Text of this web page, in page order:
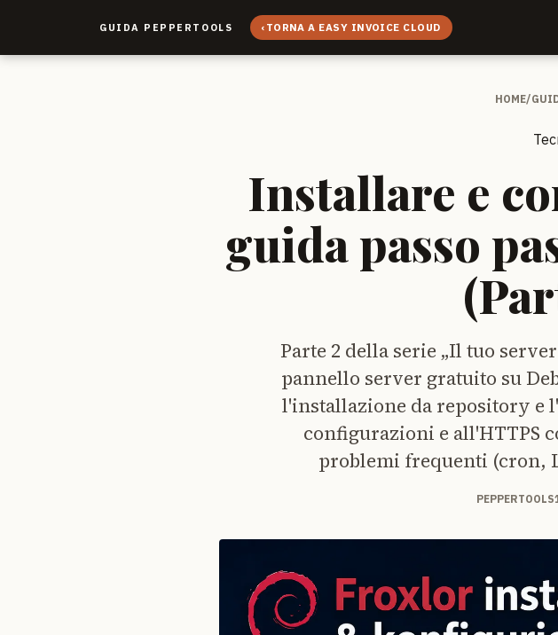
GUIDA PEPPERTOOLS ‹ TORNA A EASY INVOICE CLOUD
HOME/
Installare e
guida passo
Parte 2 della serie „Il tuo
pannello server gratuito su
l'installazione da repository e
configurazioni e all'HTTPS
problemi frequenti (cron,
PEPPERTOOLS